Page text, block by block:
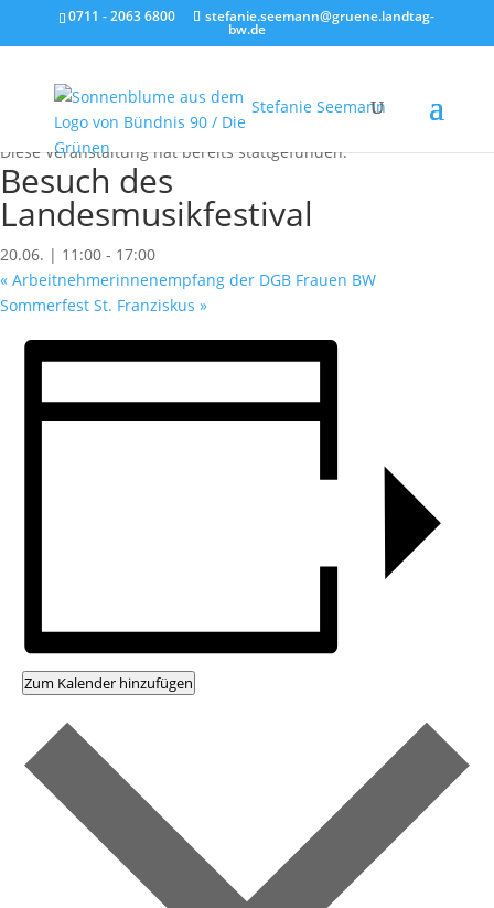
0711 - 2063 6800 stefanie.seemann@gruene.landtag-
bw.de
Stefanie Seemann
« Alle Veranstaltungen
Diese Veranstaltung hat bereits stattgefunden.
Besuch des
Landesmusikfestival
20.06. | 11:00 - 17:00
« Arbeitnehmerinnenempfang der DGB Frauen BW
Sommerfest St. Franziskus »
Zum Kalender hinzufügen